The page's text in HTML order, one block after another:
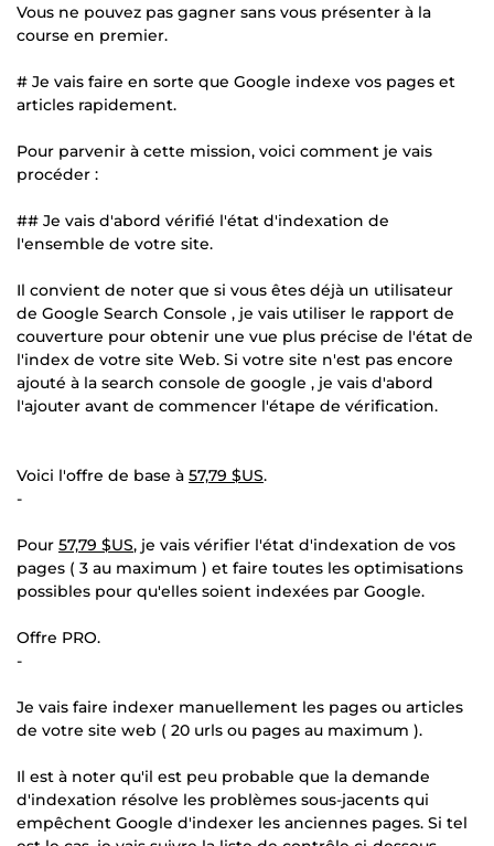
Vous ne pouvez pas gagner sans vous présenter à la
course en premier.
# Je vais faire en sorte que Google indexe vos pages et
articles rapidement.
Pour parvenir à cette mission, voici comment je vais
procéder :
## Je vais d'abord vérifié l'état d'indexation de
l'ensemble de votre site.
Il convient de noter que si vous êtes déjà un utilisateur
de Google Search Console , je vais utiliser le rapport de
couverture pour obtenir une vue plus précise de l'état de
l'index de votre site Web. Si votre site n'est pas encore
ajouté à la search console de google , je vais d'abord
l'ajouter avant de commencer l'étape de vérification.
Voici l'offre de base à 57,79 $US.
-
Pour 57,79 $US, je vais vérifier l'état d'indexation de vos
pages ( 3 au maximum ) et faire toutes les optimisations
possibles pour qu'elles soient indexées par Google.
Offre PRO.
-
Je vais faire indexer manuellement les pages ou articles
de votre site web ( 20 urls ou pages au maximum ).
Il est à noter qu'il est peu probable que la demande
d'indexation résolve les problèmes sous-jacents qui
empêchent Google d'indexer les anciennes pages. Si tel